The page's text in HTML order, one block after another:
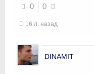
0 0
16 л. назад
DINAMIT